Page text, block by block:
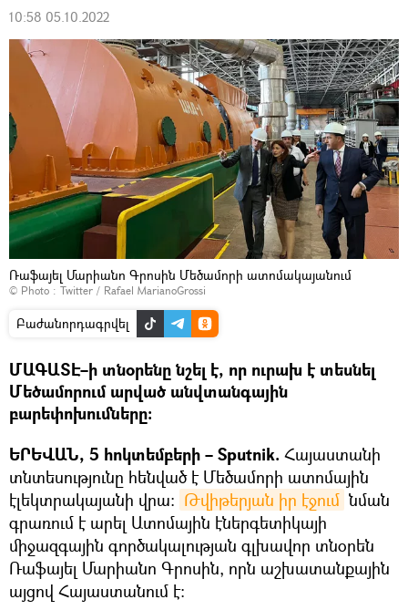
10:58 05.10.2022
Ռաֆայել Մարիանո Գրոսին Մեծամորի ատոմակայանում
© Photo : Twitter / Rafael MarianoGrossi
Բաժանորդագրվել
ՄԱԳԱՏԷ–ի տնօրենը նշել է, որ ուրախ է տեսնել
Մեծամորում արված անվտանգային
բարեփոխումները։
ԵՐԵՎԱՆ, 5 հոկտեմբերի – Sputnik. Հայաստանի
տնտեսությունը հենված է Մեծամորի ատոմային
էլեկտրակայանի վրա։ Թվիթերյան իր էջում նման
գրառում է արել Ատոմային էներգետիկայի
միջազգային գործակալության գլխավոր տնօրեն
Ռաֆայել Մարիանո Գրոսին, որն աշխատանքային
այցով Հայաստանում է։